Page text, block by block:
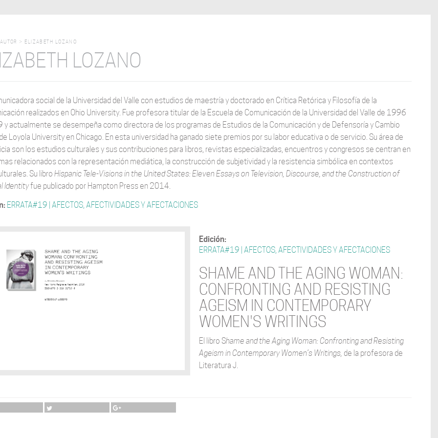
AUTOR > ELIZABETH LOZANO
LOZANO
social de la Universidad del Valle con estudios de maestría y doctorado en Crítica Retórica y Filosofía de la
realizados en Ohio University. Fue profesora titular de la Escuela de Comunicación de la Universidad del Valle de 1996
y actualmente se desempeña como directora de los programas de Estudios de la Comunicación y de Defensoría y Cambio
Loyola University en Chicago. En esta universidad ha ganado siete premios por su labor educativa o de servicio. Su área de
son los estudios culturales y sus contribuciones para libros, revistas especializadas, encuentros y congresos se centran en
relacionados con la representación mediática, la construcción de subjetividad y la resistencia simbólica en contextos
Su libro Hispanic Tele-Visionsin the United States: Eleven Essays on Television, Discourse, and the Construction of
Identityfue publicado por Hampton Press en 2014.
ERRATA#19 | AFECTOS, AFECTIVIDADES Y AFECTACIONES
Edición:
ERRATA#19 | AFECTOS, AFECTIVIDADES Y AFECTACIONES
SHAME AND THE AGING WOMAN:
CONFRONTING AND RESISTING
AGEISM IN CONTEMPORARY
WOMEN'S WRITINGS
El libro Shame and the Aging Woman: Confronting and Resisting
Ageism in Contemporary Women’s Writings, de la profesora de
Literatura J.